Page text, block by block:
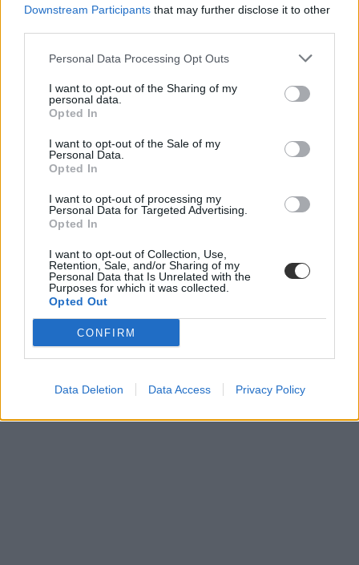
Downstream Participants that may further disclose it to other
Personal Data Processing Opt Outs
I want to opt-out of the Sharing of my
personal data.
Opted In
I want to opt-out of the Sale of my
Personal Data.
Opted In
I want to opt-out of processing my
Personal Data for Targeted Advertising.
Opted In
I want to opt-out of Collection, Use,
Retention, Sale, and/or Sharing of my
Personal Data that Is Unrelated with the
Purposes for which it was collected.
Opted Out
CONFIRM
Data Deletion Data Access Privacy Policy